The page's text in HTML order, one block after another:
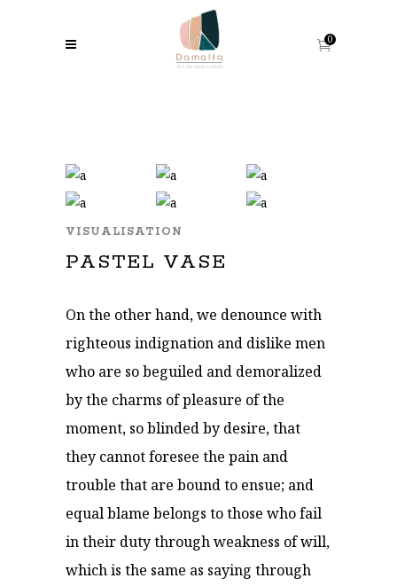
0
VISUALISATION
PASTEL VASE
On the other hand, we denounce with
righteous indignation and dislike men
who are so beguiled and demoralized
by the charms of pleasure of the
moment, so blinded by desire, that
they cannot foresee the pain and
trouble that are bound to ensue; and
equal blame belongs to those who fail
in their duty through weakness of will,
which is the same as saying through